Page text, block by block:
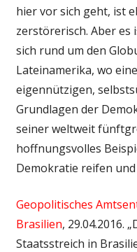
hier vor sich geht, ist
zerstörerisch. Aber es
sich rund um den
Lateinamerika, wo
eigennützigen,
Grundlagen der
seiner weltweit
hoffnungsvolles
Demokratie reifen und
Geopolitisches
Brasilien, 29.04.2016.
Staatsstreich in